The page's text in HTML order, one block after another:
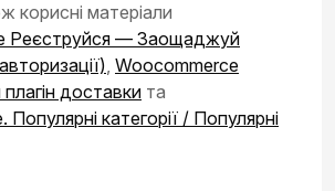
корисні матеріали
Реєструйся — Заощаджуй
, Woocommerce
доставки та
категорії / Популярні